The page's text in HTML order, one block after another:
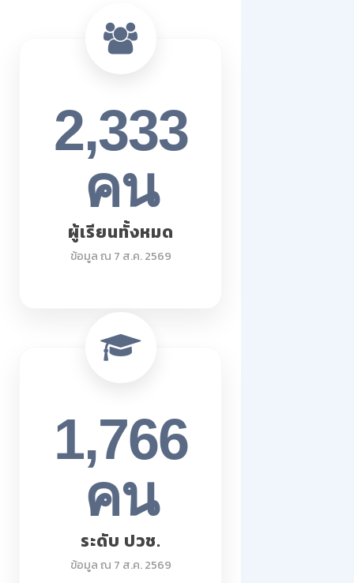
2,333
คน
ผู้เรียนทั้งหมด
ข้อมูล ณ 7 ส.ค. 2569
1,766
คน
ระดับ ปวช.
ข้อมูล ณ 7 ส.ค. 2569